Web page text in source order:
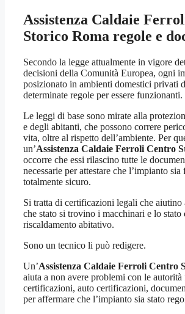
Assistenza Caldaie
Storico Roma regole e
Secondo la legge attualmente in vigore
decisioni della Comunità Europea, ogni
posizionato in ambienti domestici privati
determinate regole per essere funzionanti.
Le leggi di base sono mirate alla
e degli abitanti, che possono correre
vita, oltre al rispetto dell’ambiente. Per
un’Assistenza Caldaie Ferroli Centro
occorre che essi rilascino tutte le
necessarie per attestare che l’impianto
totalmente sicuro.
Si tratta di certificazioni legali che aiutino
che stato si trovino i macchinari e lo stato
riscaldamento abitativo.
Sono un tecnico li può redigere.
Un’Assistenza Caldaie Ferroli Centro
aiuta a non avere problemi con le
certificazioni, auto certificazioni,
per affermare che l’impianto sia stato